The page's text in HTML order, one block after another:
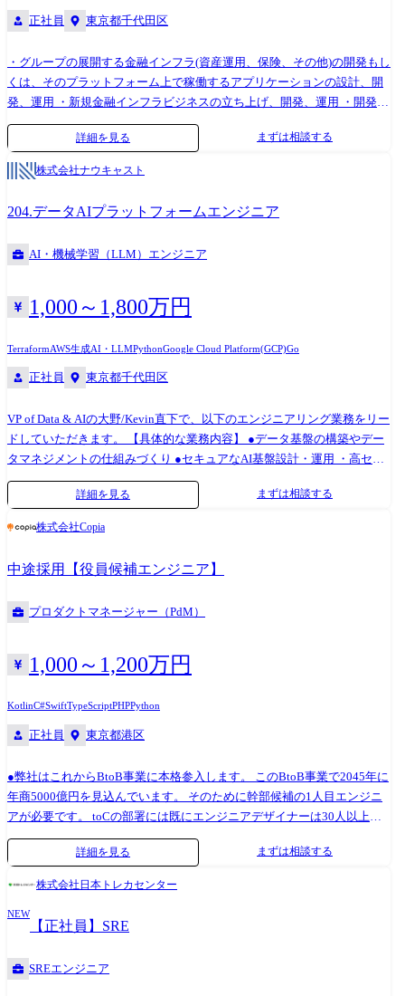
OpenTelemetry ツール : Slack, Confluence, Linear, Google Workspace,
Devin 作業環境 : Mac (Apple Silicon) , デュアルモニタ対応
terraform - ci・cd:github actions, argo cd - マネージドmlサービス:amazon
kubernetes(eks), google cloud - 運用・監視:datadog, aws cloudwatch logs,
google cloud monitoring ●従事すべき業務の変更の範囲 会社の定める業務
●記載内容に関する注意事項 本求人票に記載の内容は、会社の方針によ
って変更になる可能性があります。
正社員 東京都千代田区
・グループの展開する金融インフラ(資産運用、保険、その他)の開発もし
くは、そのプラットフォーム上で稼働するアプリケーションの設計、開
発、運用 ・新規金融インフラビジネスの立ち上げ、開発、運用 ・開発チ
ームにおける技術検証・技術選定・技術的問題解決等のリード ・チーム
メンバーへの技術面でのサポート 【使用技術】 <サーバーサイド>
Amazon Web Services Terraform / Packer Docker Go MySQL (Aurora) <フロ
ントエンド> TypeScript (Vue.js / React.js) Webpack 5 【使用サービス】
Google Workspace Slack 1Password GitHub Kibela Backlog Datadog
Opsgenie Bitrise
詳細を見る まずは相談する
株式会社ナウキャスト
204.データAIプラットフォームエンジニア
AI・機械学習（LLM）エンジニア
1,000～1,800万円
TerraformAWS生成AI・LLMPythonGoogle Cloud Platform(GCP)Go
正社員 東京都千代田区
VP of Data & AIの大野/Kevin直下で、以下のエンジニアリング業務をリー
ドしていただきます。 【具体的な業務内容】 ●データ基盤の構築やデー
タマネジメントの仕組みづくり ●セキュアなAI基盤設計・運用 ・高セキ
ュリティ基準下でのサンドボックス環境やガバナンス機能実装 ・AIの評
価基盤や、Gateway機能の設計・構築 ●LLMオーケストレーションと
MCP実装 ・社内SaaS・DB・ドキュメントをMCP経由でLLMへ提供 ・社
フロー設計・評価パイプライン構築 【配属先】 「AI+チーム」 CTO直下
の独立したチームです。 少数精鋭で、グループ全体の技術スタックを横
断的にハックし、全社員の生産性を「10倍」に引き上げることをミッシ
ョンとします。 【技術スタック】 Python、dbt、Airflow、Snowflake、
詳細を見る まずは相談する
株式会社Copia
中途採用【役員候補エンジニア】
プロダクトマネージャー（PdM）
1,000～1,200万円
KotlinC#SwiftTypeScriptPHPPython
正社員 東京都港区
●弊社はこれからBtoB事業に本格参入します。 このBtoB事業で2045年に
年商5000億円を見込んでいます。 そのために幹部候補の1人目エンジニ
アが必要です。 toCの部署には既にエンジニアデザイナーは30人以上い
ます。 ●経営幹部直下で新規事業を共に作っていきます。 日本の企業の
生産性を上げるシステムを開発し提供します。 詳細内容は面談の時にお
や開発など。 3.再度戦略をブラッシュアップし ┗再度実行しこれを繰り
返して5000億円へ 顧客のニーズをお伺いしてソリューションのご提案を
していただきます。 Slerとしてご提案していただくこともあればそのニ
ーズを負うロダ口に落とし込み、Saasの開発をしていただくことを想定
詳細を見る まずは相談する
株式会社日本トレカセンター
NEW
【正社員】SRE
SREエンジニア